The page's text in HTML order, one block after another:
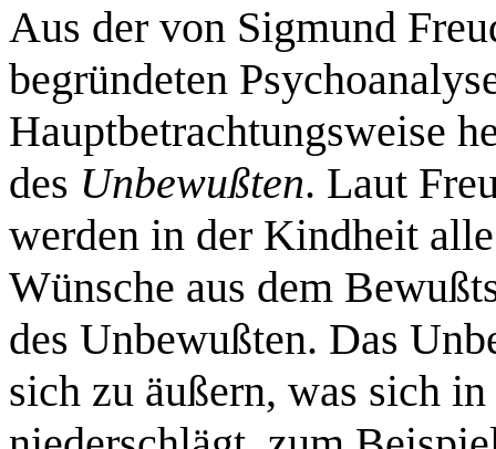
Aus der von Sigmund
begründeten
Hauptbetrachtungsweise
des Unbewußten. Laut
werden in der Kindheit
Wünsche aus dem
des Unbewußten. Das
sich zu äußern, was sich